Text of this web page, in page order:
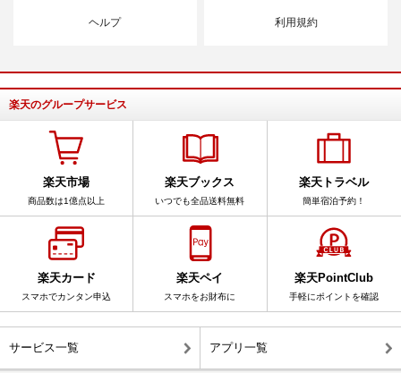
ヘルプ 利用規約
楽天のグループサービス
楽天市場
商品数は1億点以上
楽天ブックス
いつでも全品送料無料
楽天トラベル
簡単宿泊予約！
楽天カード
スマホでカンタン申込
楽天ペイ
スマホをお財布に
楽天PointClub
手軽にポイントを確認
サービス一覧 アプリ一覧